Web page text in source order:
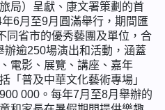
局）呈獻、康文署策劃的首
6月至9月圓滿舉行，期間匯
同省市的優秀藝團及單位，合
逾250場演出和活動，涵蓋
電影、展覽、講座、嘉年
「普及中華文化藝術專場」
000。每年7月至8月舉辦的